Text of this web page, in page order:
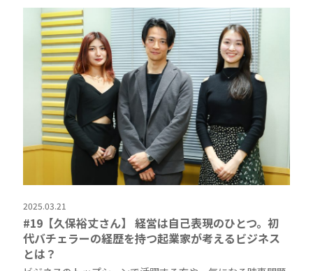
2025.03.21
#19【久保裕丈さん】 経営は自己表現のひとつ。初
代バチェラーの経歴を持つ起業家が考えるビジネス
とは？